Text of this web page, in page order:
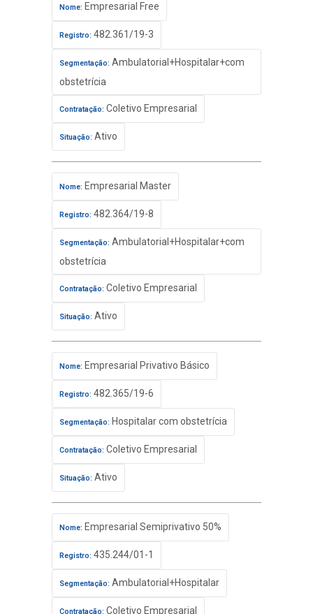
Nome: Empresarial Free
Registro: 482.361/19-3
Segmentação: Ambulatorial+Hospitalar+com
obstetrícia
Contratação: Coletivo Empresarial
Situação: Ativo
Nome: Empresarial Master
Registro: 482.364/19-8
Segmentação: Ambulatorial+Hospitalar+com
obstetrícia
Contratação: Coletivo Empresarial
Situação: Ativo
Nome: Empresarial Privativo Básico
Registro: 482.365/19-6
Segmentação: Hospitalar com obstetrícia
Contratação: Coletivo Empresarial
Situação: Ativo
Nome: Empresarial Semiprivativo 50%
Registro: 435.244/01-1
Segmentação: Ambulatorial+Hospitalar
Contratação: Coletivo Empresarial